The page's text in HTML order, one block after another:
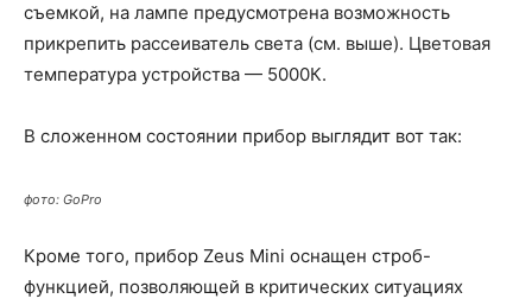
съемкой, на лампе предусмотрена возможность
прикрепить рассеиватель света (см. выше). Цветовая
температура устройства — 5000К.
В сложенном состоянии прибор выглядит вот так:
фото: GoPro
Кроме того, прибор Zeus Mini оснащен строб-
функцией, позволяющей в критических ситуациях